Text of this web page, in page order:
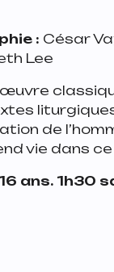
: César
Lee
de
vie dans
ans. 1h30